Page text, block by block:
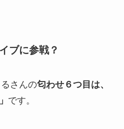
ブに参戦？
さんの匂わせ６つ目は、
です。